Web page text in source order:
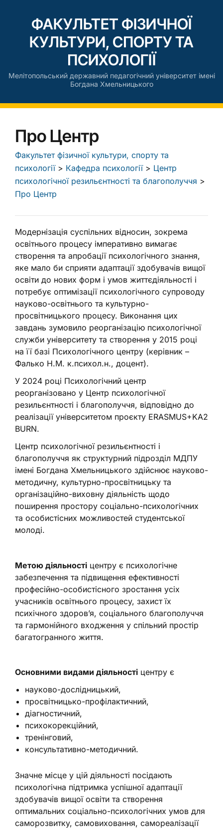
ФАКУЛЬТЕТ ФІЗИЧНОЇ
КУЛЬТУРИ, СПОРТУ ТА
ПСИХОЛОГІЇ
Мелітопольський державний педагогічний університет імені
Богдана Хмельницького
Про Центр
Факультет фізичної культури, спорту та
психології> Кафедра психології> Центр
психологічної резильєнтності та благополуччя >
Про Центр
Модернізація суспільних відносин, зокрема
освітнього процесу імперативно вимагає
створення та апробації психологічного знання,
яке мало би сприяти адаптації здобувачів вищої
освіти до нових форм і умов життєдіяльності і
потребує оптимізації психологічного супроводу
науково-освітнього та культурно-
просвітницького процесу. Виконання цих
завдань зумовило реорганізацію психологічної
служби університету та створення у 2015 році
на її базі Психологічного центру (керівник –
Фалько Н.М. к.психол.н., доцент).
У 2024 році Психологічний центр
реорганізовано у Центр психологічної
резильєнтності і благополуччя, відповідно до
реалізації університетом проєкту ERASMUS+KA2
BURN.
Центр психологічної резильєнтності і
благополуччя як структурний підрозділ МДПУ
імені Богдана Хмельницького здійснює науково-
методичну, культурно-просвітницьку та
організаційно-виховну діяльність щодо
поширення простору соціально-психологічних
та особистісних можливостей студентської
молоді.
Метою діяльності центру є психологічне
забезпечення та підвищення ефективності
професійно-особистісного зростання усіх
учасників освітнього процесу, захист їх
психічного здоров’я, соціального благополуччя
та гармонійного входження у спільний простір
багатогранного життя.
Основними видами діяльності центру є
науково-дослідницький,
просвітницько-профілактичний,
діагностичний,
психокорекційний,
тренінговий,
консультативно-методичний.
Значне місце у цій діяльності посідають
психологічна підтримка успішної адаптації
здобувачів вищої освіти та створення
оптимальних соціально-психологічних умов для
саморозвитку, самовиховання, самореалізації